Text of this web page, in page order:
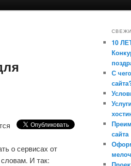
о сервисах от
И так:
10
С
сайта